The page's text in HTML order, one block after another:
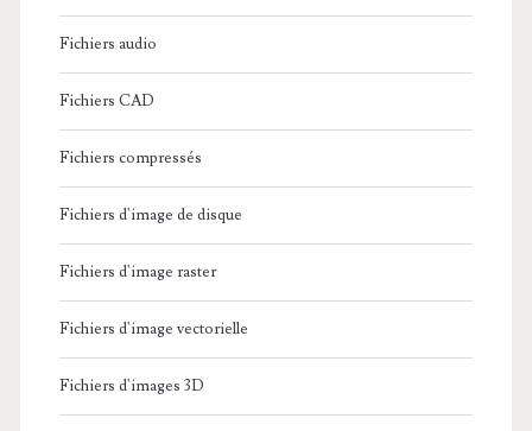
Fichiers audio
Fichiers CAD
Fichiers compressés
Fichiers d'image de disque
Fichiers d'image raster
Fichiers d'image vectorielle
Fichiers d'images 3D